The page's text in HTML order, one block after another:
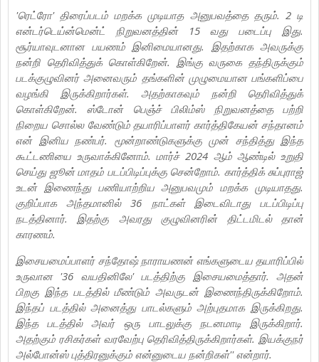
'ரெட்ரோ' திரைப்படம் மறக்க முடியாத அனுபவத்தை தரும். 2 டி
என்டர்டெய்ன்மென்ட் நிறுவனத்தின் 15 வது படைப்பு இது.
சூர்யாவுடனான பயணம் இனிமையானது. இதற்காக அவருக்கு
நன்றி தெரிவித்துக் கொள்கிறேன். இங்கு வருகை தந்திருக்கும்
படக்குழுவினர் அனைவரும் தங்களின் முழுமையான பங்களிப்பை
வழங்கி இருக்கிறார்கள். அதற்காகவும் நன்றி தெரிவித்துக்
கொள்கிறேன். ஸ்டோன் பெஞ்ச் பிலிம்ஸ் நிறுவனத்தை பற்றி
நிறைய சொல்ல வேண்டும் தயாரிப்பாளர் கார்த்திகேயன் சந்தானம்
என் இனிய நண்பர். மூன்றாண்டுகளுக்கு முன் சந்தித்து இந்த
கூட்டணியை உருவாக்கினோம். மார்ச் 2024 ஆம் ஆண்டில் உறுதி
செய்து ஜூன் மாதம் படப்பிடிப்புக்கு சென்றோம். கார்த்திக் சுப்புராஜ்
உடன் இணைந்து பணியாற்றிய அனுபவமும் மறக்க முடியாதது.
குறிப்பாக அந்தமானில் 36 நாட்கள் இடைவிடாது படப்பிடிப்பு
நடத்தினார். இதற்கு அவரது குழுவினரின் திட்டமிடல் தான்
காரணம்.
இசையமைப்பாளர் சந்தோஷ் நாராயணன் எங்களுடைய தயாரிப்பில்
உருவான '36 வயதினிலே' படத்திற்கு இசையமைத்தார். அதன்
பிறகு இந்த படத்தில் மீண்டும் அவருடன் இணைந்திருக்கிறோம்.
இந்தப் படத்தில் அனைத்து பாடல்களும் அற்புதமாக இருக்கிறது.
இந்த படத்தில் அவர் ஒரு பாடலுக்கு நடனமாடி இருக்கிறார்.
அதற்கும் ரசிகர்கள் வரவேற்பு தெரிவித்திருக்கிறார்கள். இயக்குநர்
அல்போன்ஸ் புத்திரனுக்கும் என்னுடைய நன்றிகள்'' என்றார்.